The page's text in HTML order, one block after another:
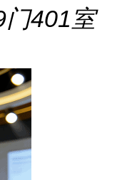
门401室